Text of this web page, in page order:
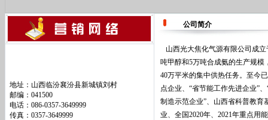
地址：山西临汾襄汾县新城镇刘村
邮编：041500
电话：086-0357-3649999
传真：0357-3649999
公司简介
山西光大焦化气源有限公司成立
吨甲醇和5万吨合成氨的生产规
40万平米的集中供热任务。至今
点企业、“省节能工作先进企业”
制造示范企业”、山西省科普教
业、全国2020年、2021年重点用